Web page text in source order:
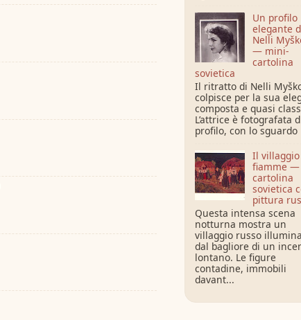
Un profilo
elegante
Nelli
— mini-
cartolina
sovietica
Il ritratto di Nelli
colpisce per la sua
composta e quasi
L’attrice è fotografata
profilo, con lo sguardo
Il
fiamme —
cartolina
sovietica
pittura
Questa intensa scena
notturna mostra un
villaggio russo
dal bagliore di un
lontano. Le figure
contadine, immobili
davant...